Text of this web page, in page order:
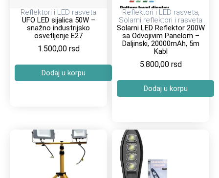
Reflektori i LED rasveta
UFO LED sijalica 50W –
snažno industrijsko
osvetljenje E27
1.500,00 rsd
Dodaj u korpu
Reflektori i LED rasveta,
Solarni reflektori i rasveta
Solarni LED Reflektor 200W
sa Odvojivim Panelom –
Daljinski, 20000mAh, 5m
Kabl
5.800,00 rsd
Dodaj u korpu